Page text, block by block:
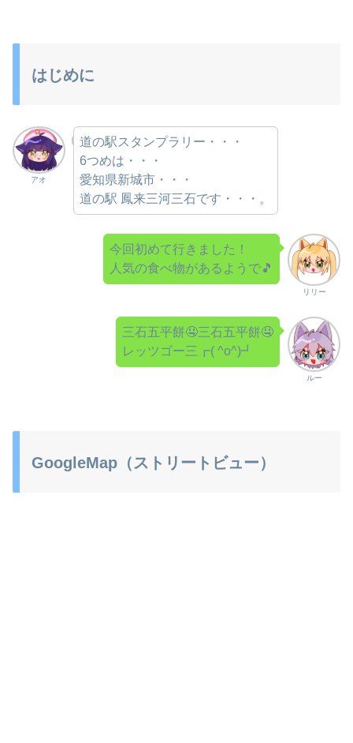
はじめに
アオ
道の駅スタンプラリー・・・
6つめは・・・
愛知県新城市・・・
道の駅 鳳来三河三石です・・・。
リリー
今回初めて行きました！
人気の食べ物があるようで🎵
ルー
三石五平餅🤤三石五平餅🤤
レッツゴー三┏( ^o^)┛
GoogleMap（ストリートビュー）